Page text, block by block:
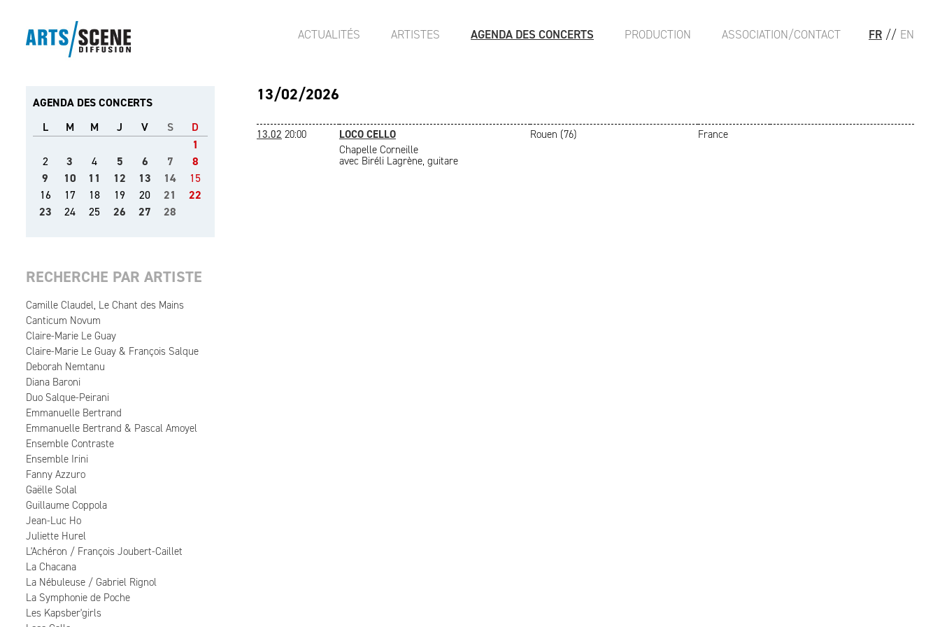
FR // EN
ACTUALITÉS ARTISTES AGENDA DES CONCERTS PRODUCTION ASSOCIATION/CONTACT
AGENDA DES CONCERTS
L
M M J V S
D
1
2
3 4 5 6 7
8
9
10 11 12 13 14
15
16
17 18 19 20 21
22
23
24 25 26 27 28
RECHERCHE PAR ARTISTE
Camille Claudel, Le Chant des Mains
Canticum Novum
Claire-Marie Le Guay
Claire-Marie Le Guay & François Salque
Deborah Nemtanu
Diana Baroni
Duo Salque-Peirani
Emmanuelle Bertrand
Emmanuelle Bertrand & Pascal Amoyel
Ensemble Contraste
Ensemble Irini
Fanny Azzuro
Gaëlle Solal
Guillaume Coppola
Jean-Luc Ho
Juliette Hurel
L'Achéron / François Joubert-Caillet
La Chacana
La Nébuleuse / Gabriel Rignol
La Symphonie de Poche
Les Kapsber'girls
13/02/2026
13.02 20:00 LOCO CELLO Rouen (76)
France
Chapelle Corneille
avec Biréli Lagrène, guitare